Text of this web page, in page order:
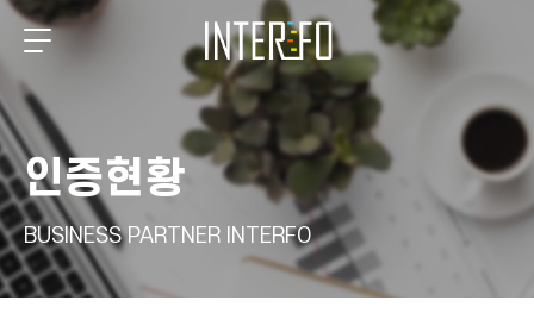
인증현황
BUSINESS PARTNER INTERFO